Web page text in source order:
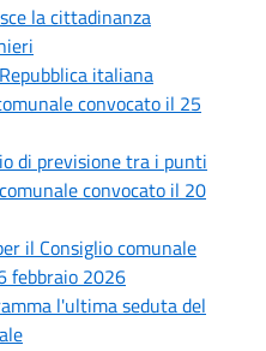
la cittadinanza
italiana
convocato il 25
di previsione tra i punti
convocato il 20
il Consiglio comunale
febbraio 2026
l'ultima seduta del